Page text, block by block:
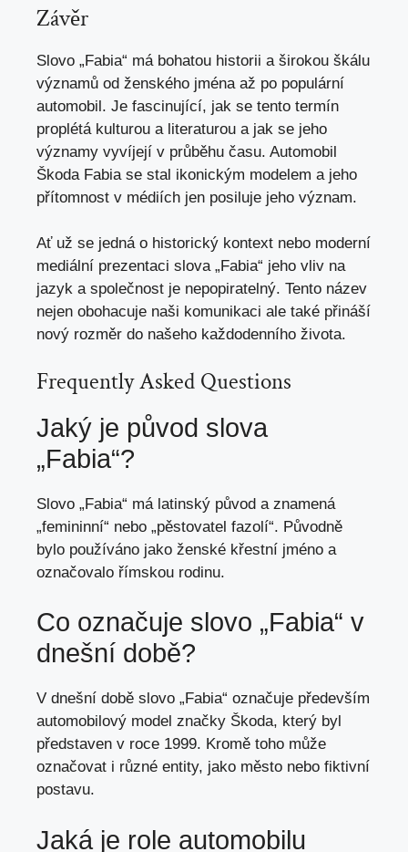
Závěr
Slovo „Fabia“ má bohatou historii a širokou škálu
významů od ženského jména až po populární
automobil. Je fascinující, jak se tento termín
proplétá kulturou a literaturou a jak se jeho
významy vyvíjejí v průběhu času. Automobil
Škoda Fabia se stal ikonickým modelem a jeho
přítomnost v médiích jen posiluje jeho význam.
Ať už se jedná o historický kontext nebo moderní
mediální prezentaci slova „Fabia“ jeho vliv na
jazyk a společnost je nepopiratelný. Tento název
nejen obohacuje naši komunikaci ale také přináší
nový rozměr do našeho každodenního života.
Frequently Asked Questions
Jaký je původ slova
„Fabia“?
Slovo „Fabia“ má latinský původ a znamená
„femininní“ nebo „pěstovatel fazolí“. Původně
bylo používáno jako ženské křestní jméno a
označovalo římskou rodinu.
Co označuje slovo „Fabia“ v
dnešní době?
V dnešní době slovo „Fabia“ označuje především
automobilový model značky Škoda, který byl
představen v roce 1999. Kromě toho může
označovat i různé entity, jako město nebo fiktivní
postavu.
Jaká je role automobilu